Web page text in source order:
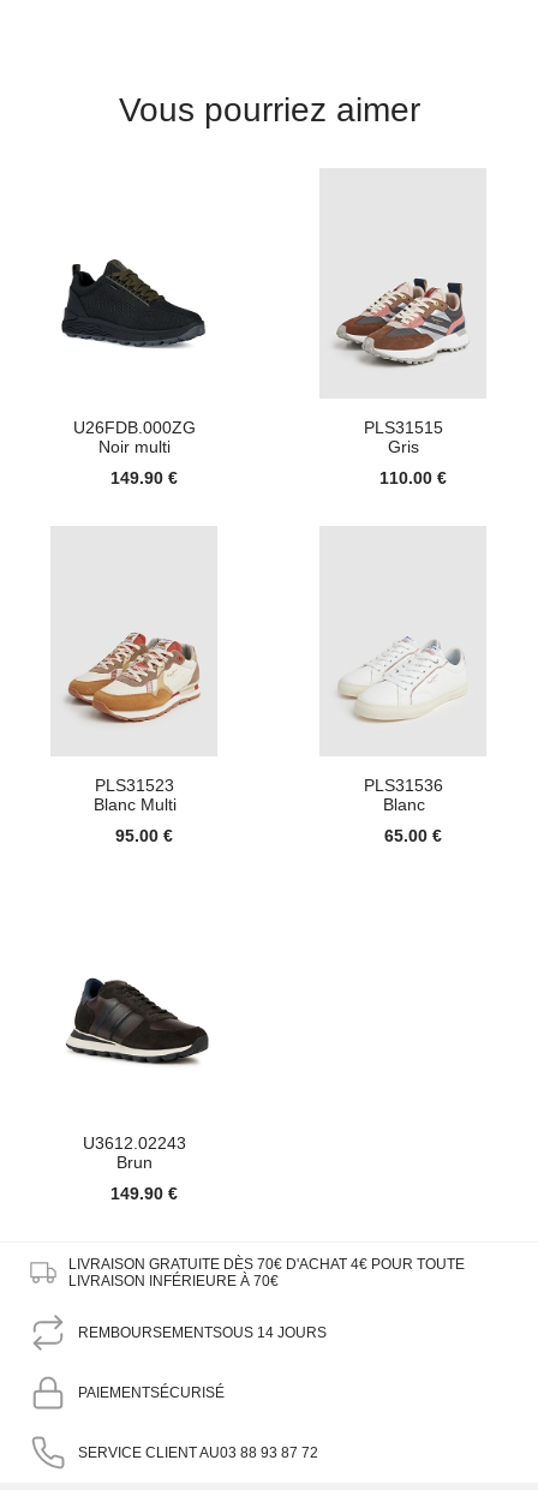
Vous pourriez aimer
U26FDB.000ZG
Noir multi
149.90 €
PLS31515
Gris
110.00 €
PLS31523
Blanc Multi
95.00 €
PLS31536
Blanc
65.00 €
U3612.02243
Brun
149.90 €
LIVRAISON GRATUITE DÈS 70€ D'ACHAT 4€ POUR TOUTE
LIVRAISON INFÉRIEURE À 70€
REMBOURSEMENTSOUS 14 JOURS
PAIEMENTSÉCURISÉ
SERVICE CLIENT AU03 88 93 87 72